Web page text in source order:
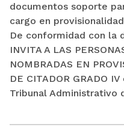
documentos soporte
cargo en
De conformidad con la
INVITA A LAS
NOMBRADAS EN
DE CITADOR GRADO
Tribunal Administrativo